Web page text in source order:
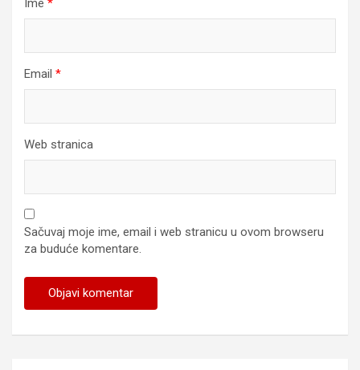
Ime *
Email *
Web stranica
Sačuvaj moje ime, email i web stranicu u ovom browseru
za buduće komentare.